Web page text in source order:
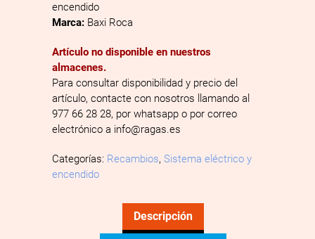
encendido
Marca: Baxi Roca
Artículo no disponible en nuestros
almacenes.
Para consultar disponibilidad y precio del
artículo, contacte con nosotros llamando al
977 66 28 28, por whatsapp o por correo
electrónico a info@ragas.es
Categorías: Recambios, Sistema eléctrico y
encendido
Descripción